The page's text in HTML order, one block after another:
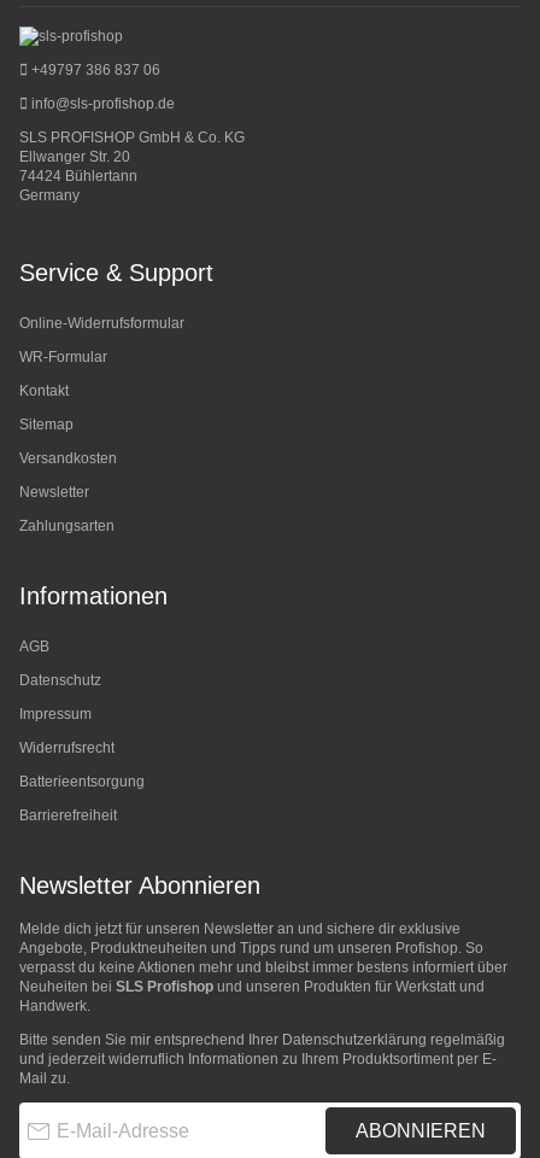
+49797 386 837 06
info@sls-profishop.de
SLS PROFISHOP GmbH & Co. KG
Ellwanger Str. 20
74424 Bühlertann
Germany
Service & Support
Online-Widerrufsformular
WR-Formular
Kontakt
Sitemap
Versandkosten
Newsletter
Zahlungsarten
Informationen
AGB
Datenschutz
Impressum
Widerrufsrecht
Batterieentsorgung
Barrierefreiheit
Newsletter Abonnieren
Melde dich jetzt für unseren Newsletter an und sichere dir exklusive
Angebote, Produktneuheiten und Tipps rund um unseren Profishop. So
verpasst du keine Aktionen mehr und bleibst immer bestens informiert über
Neuheiten bei SLS Profishop und unseren Produkten für Werkstatt und
Handwerk.
Bitte senden Sie mir entsprechend Ihrer Datenschutzerklärung regelmäßig
und jederzeit widerruflich Informationen zu Ihrem Produktsortiment per E-
Mail zu.
ABONNIEREN